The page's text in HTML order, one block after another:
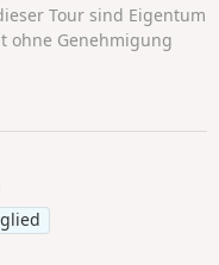
entlang der
Tour sind Eigentum
ohne Genehmigung